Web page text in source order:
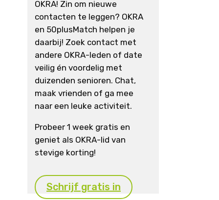
OKRA! Zin om nieuwe
contacten te leggen? OKRA
en 50plusMatch helpen je
daarbij! Zoek contact met
andere OKRA-leden of date
veilig én voordelig met
duizenden senioren. Chat,
maak vrienden of ga mee
naar een leuke activiteit.
Probeer 1 week gratis en
geniet als OKRA-lid van
stevige korting!
Schrijf gratis in